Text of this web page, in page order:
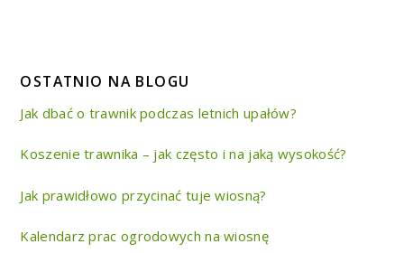
OSTATNIO NA BLOGU
Jak dbać o trawnik podczas letnich upałów?
Koszenie trawnika – jak często i na jaką wysokość?
Jak prawidłowo przycinać tuje wiosną?
Kalendarz prac ogrodowych na wiosnę